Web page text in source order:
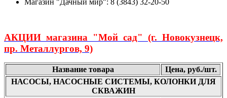
Магазин "Дачный мир": 8 (3843) 32-20-50
АКЦИИ магазина "Мой сад" (г. Новокузнецк,
пр. Металлургов, 9)
Название товара
Цена, руб./шт.
НАСОСЫ, НАСОСНЫЕ СИСТЕМЫ, КОЛОНКИ ДЛЯ
СКВАЖИН